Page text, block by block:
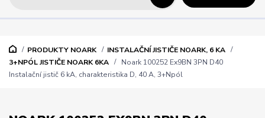
PRODUKTY NOARK
INSTALAČNÍ JISTIČE NOARK, 6 KA
3+NPÓL JISTIČE NOARK 6KA
Noark 100252 Ex9BN 3PN D40
Instalační jistič 6 kA, charakteristika D, 40 A, 3+Npól